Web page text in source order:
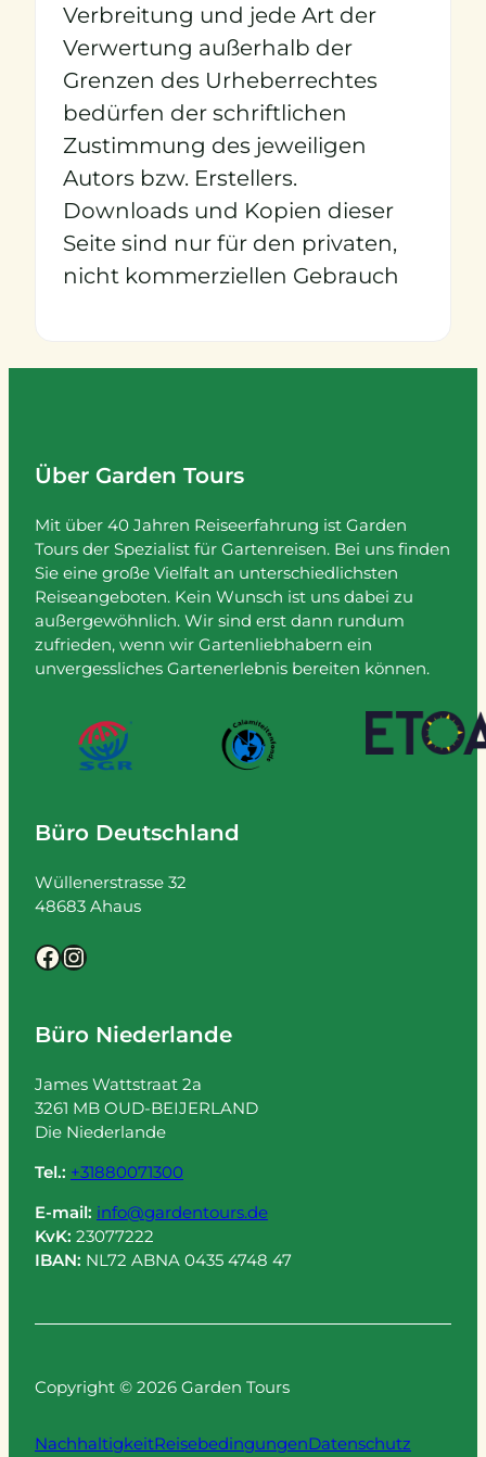
Verbreitung und jede Art der
Verwertung außerhalb der
Grenzen des Urheberrechtes
bedürfen der schriftlichen
Zustimmung des jeweiligen
Autors bzw. Erstellers.
Downloads und Kopien dieser
Seite sind nur für den privaten,
nicht kommerziellen Gebrauch
Über Garden Tours
Mit über 40 Jahren Reiseerfahrung ist Garden
Tours der Spezialist für Gartenreisen. Bei uns finden
Sie eine große Vielfalt an unterschiedlichsten
Reiseangeboten. Kein Wunsch ist uns dabei zu
außergewöhnlich. Wir sind erst dann rundum
zufrieden, wenn wir Gartenliebhabern ein
unvergessliches Gartenerlebnis bereiten können.
Büro Deutschland
Wüllenerstrasse 32
48683 Ahaus
Facebook Instagram
Büro Niederlande
James Wattstraat 2a
3261 MB OUD-BEIJERLAND
Die Niederlande
Tel.: +31880071300
E-mail: info@gardentours.de
KvK: 23077222
IBAN: NL72 ABNA 0435 4748 47
Copyright © 2026 Garden Tours
NachhaltigkeitReisebedingungenDatenschutz